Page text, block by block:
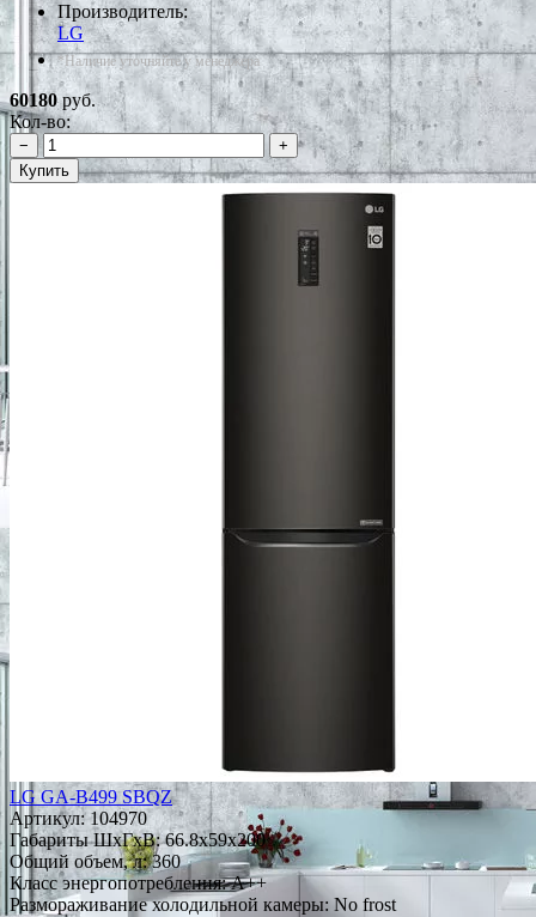
Производитель:
LG
*Наличие уточняйте у менеджера
60180руб.
Кол-во:
−
+
Купить
LG GA-B499 SBQZ
Артикул:104970
Габариты ШxГxВ: 66.8x59x200
Общий объем, л: 360
Класс энергопотребления: A++
Размораживание холодильной камеры: No frost